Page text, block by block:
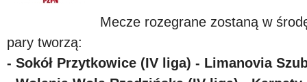
Mecze rozegrane zostaną w
pary tworzą:
- Sokół Przytkowice (IV liga) - Limanovia